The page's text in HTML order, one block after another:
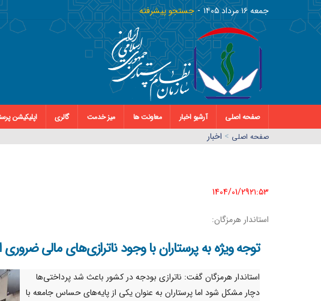
جمعه ١٦ مرداد ١٤٠٥ جستجو پیشرفته
صفحه اصلی آرشیو اخبار معاونت ها میز خدمت گالری اپلیکیشن
صفحه اصلي > اخبار
1404/01/29٢١:٥٣
استاندار هرمزگان:
توجه ویژه به پرستاران با وجود ناترازی‌های مالی
استاندار هرمزگان گفت: ناترازی بودجه در کشور باعث شد پرداختی‌ها
دچار مشکل شود اما پرستاران به عنوان یکی از پایه‌های حساس جامعه با